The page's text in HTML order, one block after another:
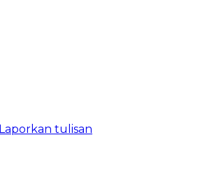
Laporkan tulisan